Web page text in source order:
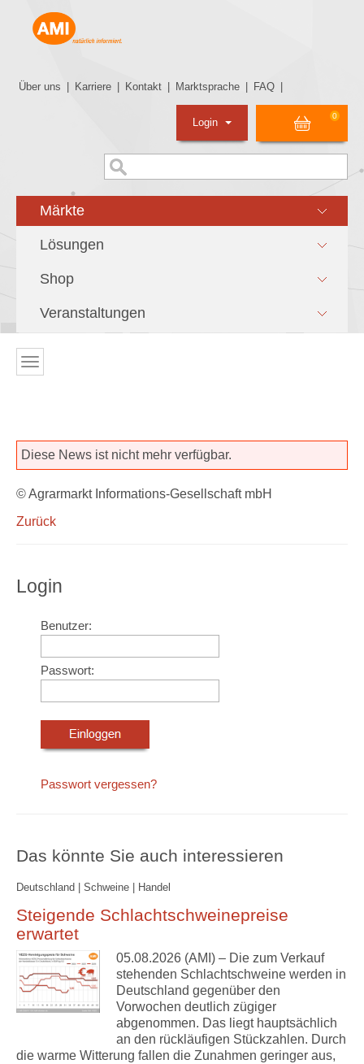
Über uns Karriere Kontakt Marktsprache FAQ
0
Login
Märkte
Lösungen
Shop
Veranstaltungen
Diese News ist nicht mehr verfügbar.
© Agrarmarkt Informations-Gesellschaft mbH
Zurück
Login
Benutzer:
Passwort:
Passwort vergessen?
Das könnte Sie auch interessieren
Deutschland | Schweine | Handel
Steigende Schlachtschweinepreise
erwartet
05.08.2026 (AMI) – Die zum Verkauf
stehenden Schlachtschweine werden in
Deutschland gegenüber den
Vorwochen deutlich zügiger
abgenommen. Das liegt hauptsächlich
an den rückläufigen Stückzahlen. Durch
die warme Witterung fallen die Zunahmen geringer aus,